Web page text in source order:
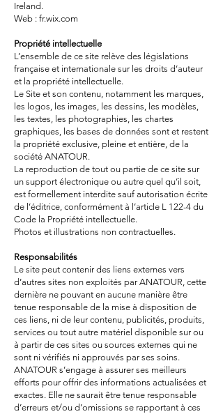
Ireland.
Web : fr.wix.com
Propriété intellectuelle
L’ensemble de ce site relève des législations
française et internationale sur les droits d’auteur
et la propriété intellectuelle.
Le Site et son contenu, notamment les marques,
les logos, les images, les dessins, les modèles,
les textes, les photographies, les chartes
graphiques, les bases de données sont et restent
la propriété exclusive, pleine et entière, de la
société ANATOUR.
La reproduction de tout ou partie de ce site sur
un support électronique ou autre quel qu’il soit,
est formellement interdite sauf autorisation écrite
de l’éditrice, conformément à l’article L 122-4 du
Code la Propriété intellectuelle.
Photos et illustrations non contractuelles.
Responsabilités
Le site peut contenir des liens externes vers
d’autres sites non exploités par ANATOUR, cette
dernière ne pouvant en aucune manière être
tenue responsable de la mise à disposition de
ces liens, ni de leur contenu, publicités, produits,
services ou tout autre matériel disponible sur ou
à partir de ces sites ou sources externes qui ne
sont ni vérifiés ni approuvés par ses soins.
ANATOUR s’engage à assurer ses meilleurs
efforts pour offrir des informations actualisées et
exactes. Elle ne saurait être tenue responsable
d’erreurs et/ou d’omissions se rapportant à ces